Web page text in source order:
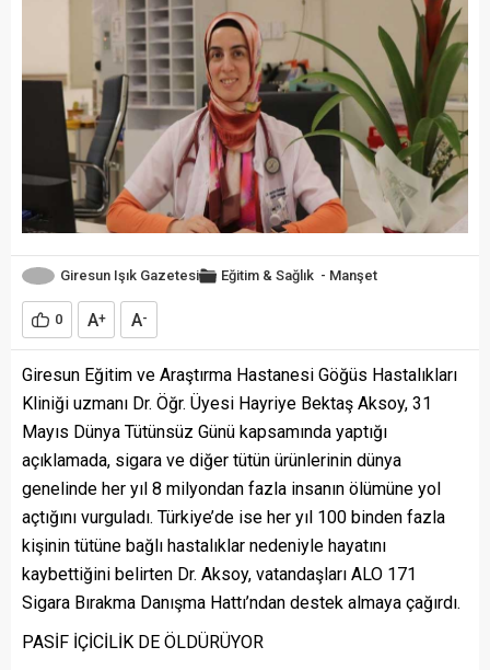
Giresun Işık Gazetesi Eğitim & Sağlık - Manşet
0 A+ A-
Giresun Eğitim ve Araştırma Hastanesi Göğüs Hastalıkları
Kliniği uzmanı Dr. Öğr. Üyesi Hayriye Bektaş Aksoy, 31
Mayıs Dünya Tütünsüz Günü kapsamında yaptığı
açıklamada, sigara ve diğer tütün ürünlerinin dünya
genelinde her yıl 8 milyondan fazla insanın ölümüne yol
açtığını vurguladı. Türkiye’de ise her yıl 100 binden fazla
kişinin tütüne bağlı hastalıklar nedeniyle hayatını
kaybettiğini belirten Dr. Aksoy, vatandaşları ALO 171
Sigara Bırakma Danışma Hattı’ndan destek almaya çağırdı.
PASİF İÇİCİLİK DE ÖLDÜRÜYOR